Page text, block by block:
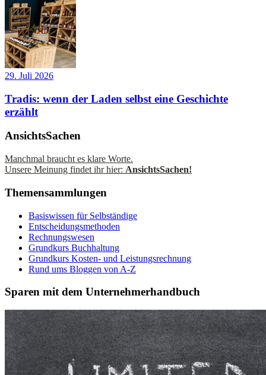
29. Juli 2026
Tradis: wenn der Laden selbst eine Geschichte
erzählt
AnsichtsSachen
Manchmal braucht es klare Worte.
Unsere Meinung findet ihr hier: AnsichtsSachen!
Themensammlungen
Basiswissen für Selbständige
Entscheidungsmethoden
Rechnungswesen
Grundkurs Buchhaltung
Grundkurs Kosten- und Leistungsrechnung
Rund ums Bloggen von A-Z
Sparen mit dem Unternehmerhandbuch